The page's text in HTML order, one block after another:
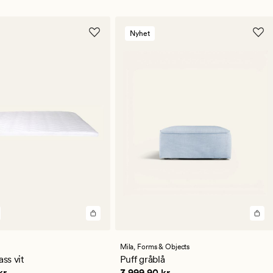
vit
Nyhet
Mila, Forms & Objects
Puff gråblå